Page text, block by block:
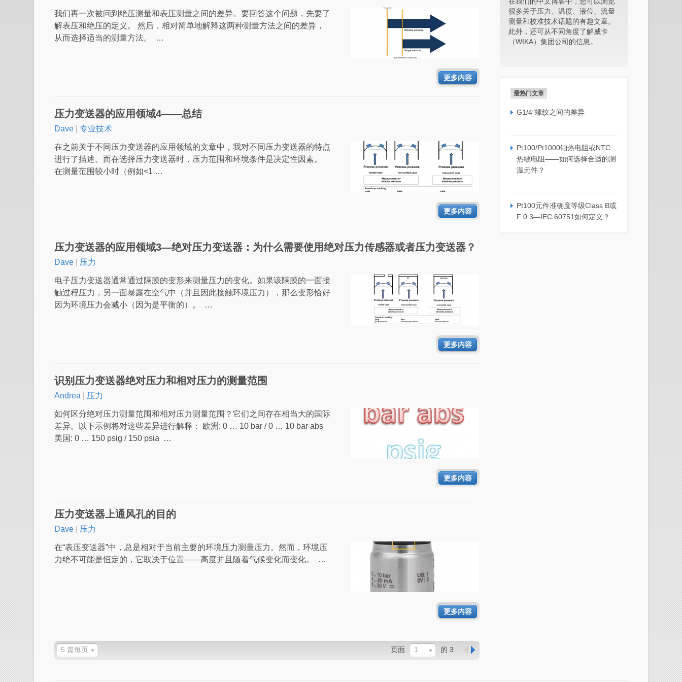
我们再一次被问到绝压测量和表压测量之间的差异。要回答这个问题，先要了
解表压和绝压的定义。 然后，相对简单地解释这两种测量方法之间的差异，
从而选择适当的测量方法。 …
更多内容
压力变送器的应用领域4——总结
Dave 专业技术
在之前关于不同压力变送器的应用领域的文章中，我对不同压力变送器的特点
进行了描述。而在选择压力变送器时，压力范围和环境条件是决定性因素。
在测量范围较小时（例如<1 …
更多内容
压力变送器的应用领域3—绝对压力变送器：为什么需要使用绝对压力传感器或者压力变送器？
Dave 压力
电子压力变送器通常通过隔膜的变形来测量压力的变化。如果该隔膜的一面接
触过程压力，另一面暴露在空气中（并且因此接触环境压力），那么变形恰好
因为环境压力会减小（因为是平衡的）。 …
更多内容
识别压力变送器绝对压力和相对压力的测量范围
Andrea 压力
如何区分绝对压力测量范围和相对压力测量范围？它们之间存在相当大的国际
差异。以下示例将对这些差异进行解释： 欧洲: 0 … 10 bar / 0 … 10 bar abs
美国: 0 … 150 psig / 150 psia …
更多内容
压力变送器上通风孔的目的
Dave 压力
在“表压变送器”中，总是相对于当前主要的环境压力测量压力。然而，环境压
力绝不可能是恒定的，它取决于位置——高度并且随着气候变化而变化。 …
更多内容
5 篇每页 页面 1 的 3
很多关于压力、温度、液位、流量
测量和校准技术话题的有趣文章。
此外，还可从不同角度了解威卡
（WIKA）集团公司的信息。
最热门文章
G1/4″螺纹之间的差异
Pt100/Pt1000铂热电阻或NTC
热敏电阻——如何选择合适的测
温元件？
Pt100元件准确度等级Class B或
F 0.3—IEC 60751如何定义？